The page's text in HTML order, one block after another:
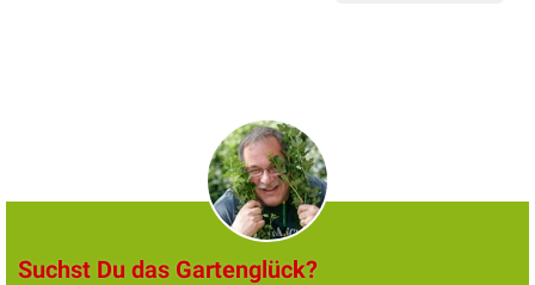
Suchst Du das Gartenglück?